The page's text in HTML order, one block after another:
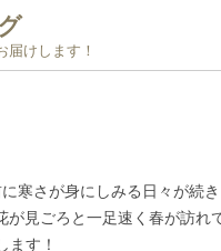
けします！
寒さが身にしみる日々が続き
が見ごろと一足速く春が訪れ
ます！